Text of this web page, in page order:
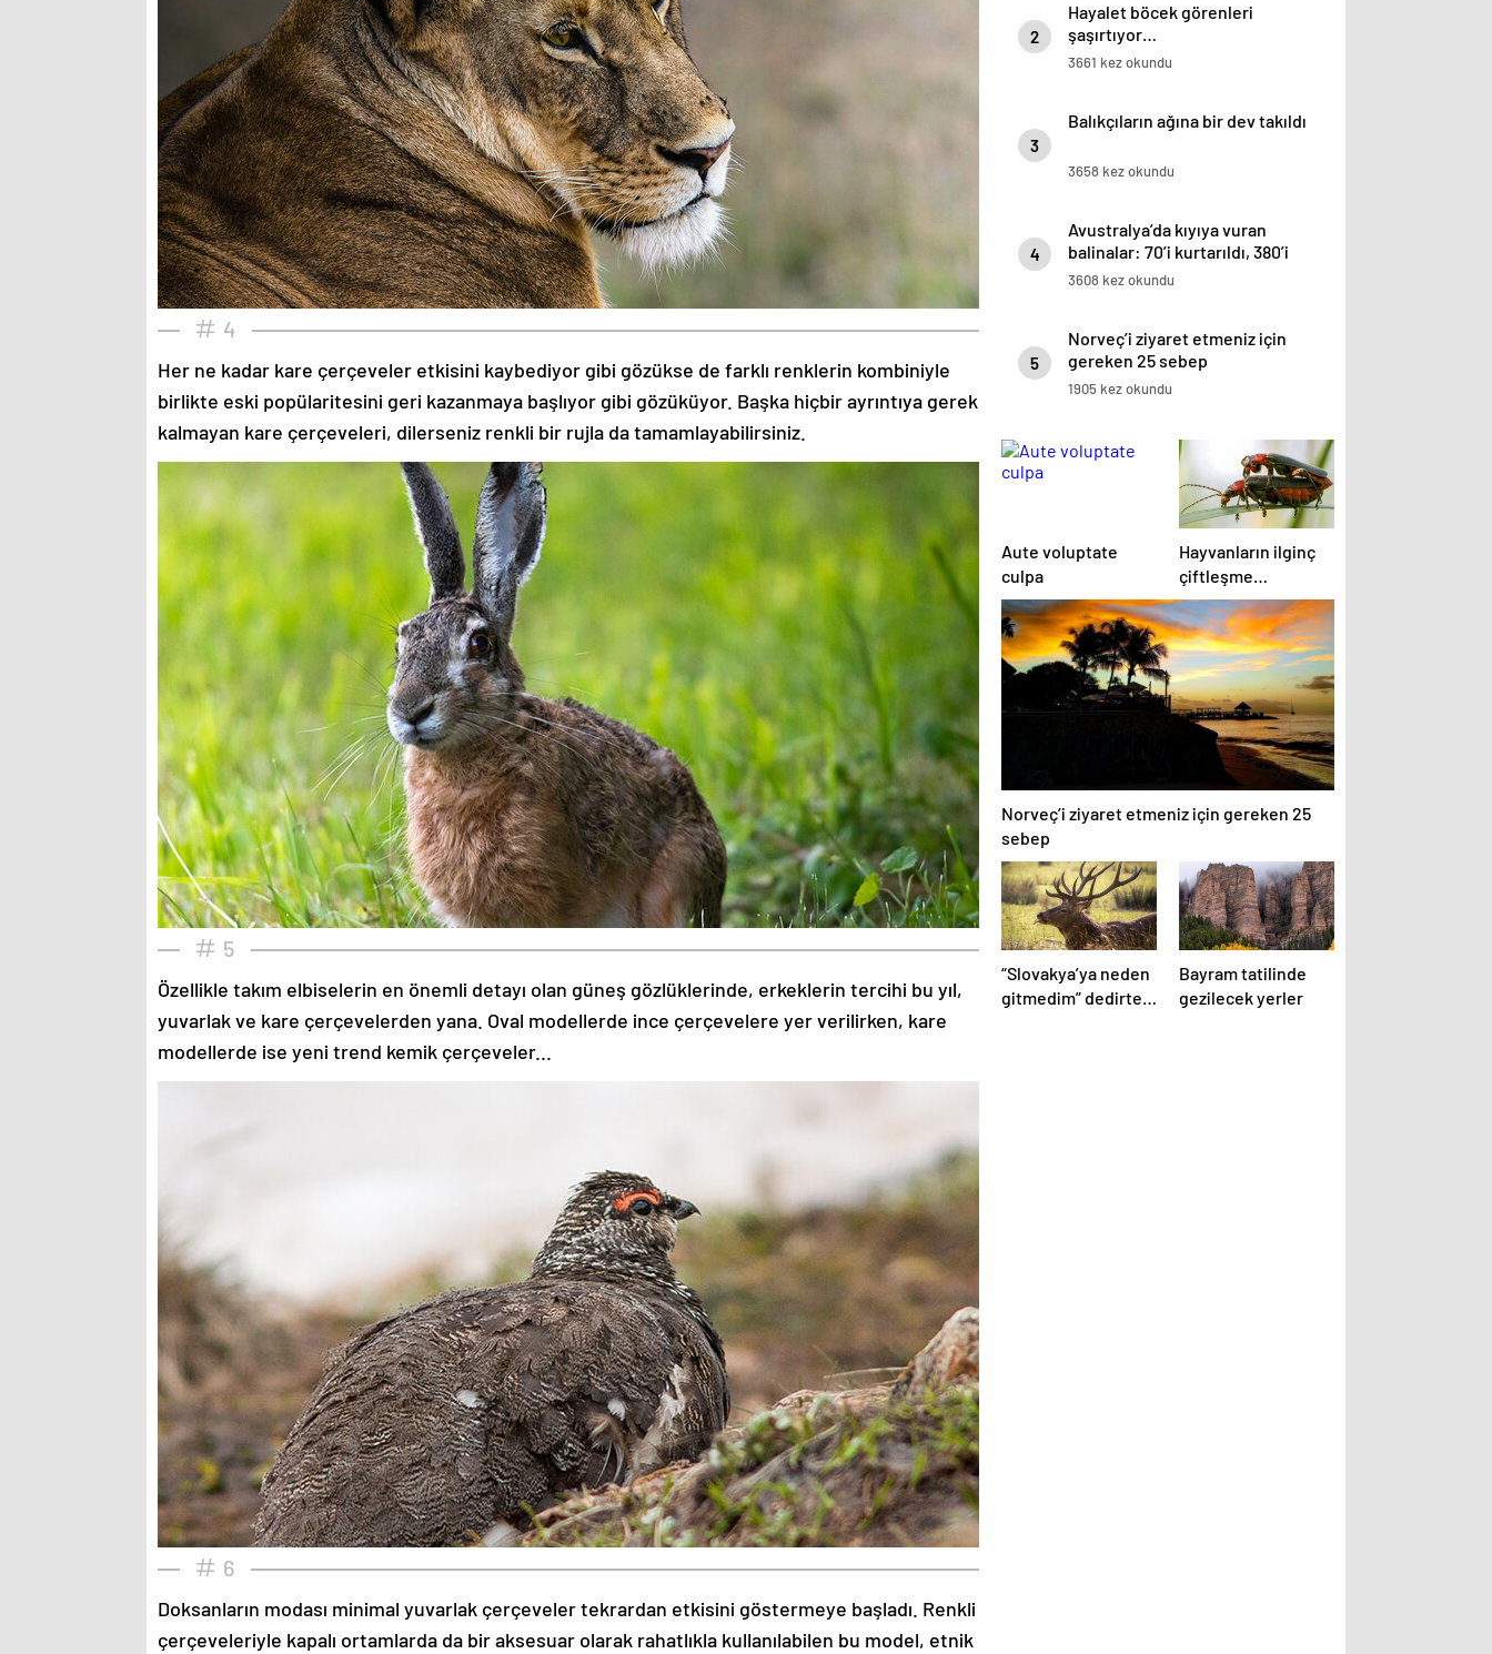
4
Her ne kadar kare çerçeveler etkisini kaybediyor gibi gözükse de farklı renklerin kombiniyle
birlikte eski popülaritesini geri kazanmaya başlıyor gibi gözüküyor. Başka hiçbir ayrıntıya gerek
kalmayan kare çerçeveleri, dilerseniz renkli bir rujla da tamamlayabilirsiniz.
5
Özellikle takım elbiselerin en önemli detayı olan güneş gözlüklerinde, erkeklerin tercihi bu yıl,
yuvarlak ve kare çerçevelerden yana. Oval modellerde ince çerçevelere yer verilirken, kare
modellerde ise yeni trend kemik çerçeveler...
6
Doksanların modası minimal yuvarlak çerçeveler tekrardan etkisini göstermeye başladı. Renkli
çerçeveleriyle kapalı ortamlarda da bir aksesuar olarak rahatlıkla kullanılabilen bu model, etnik
2
Hayalet böcek görenleri
şaşırtıyor…
3661 kez okundu
3
Balıkçıların ağına bir dev takıldı
3658 kez okundu
4
Avustralya’da kıyıya vuran
balinalar: 70’i kurtarıldı, 380’i
öldü
3608 kez okundu
5
Norveç’i ziyaret etmeniz için
gereken 25 sebep
1905 kez okundu
Aute voluptate
culpa
Hayvanların ilginç
çiftleşme
biçimlerini National
Geographic
görüntüledi.
Norveç’i ziyaret etmeniz için gereken 25
sebep
“Slovakya’ya neden
gitmedim” dedirten
Bayram tatilinde
gezilecek yerler